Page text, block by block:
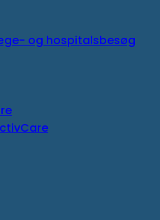
og hospitalsbesøg